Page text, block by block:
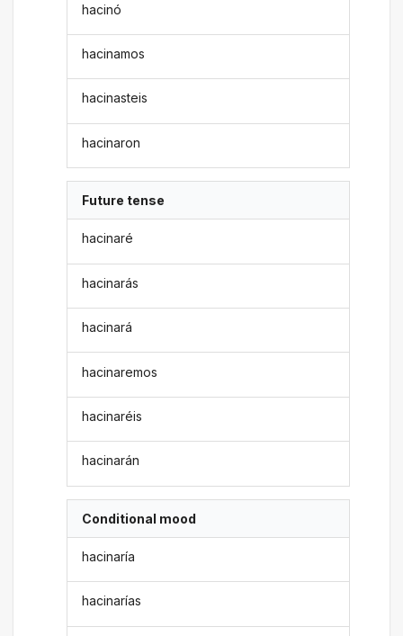
hacinó
hacinamos
hacinasteis
hacinaron
Future tense
hacinaré
hacinarás
hacinará
hacinaremos
hacinaréis
hacinarán
Conditional mood
hacinaría
hacinarías